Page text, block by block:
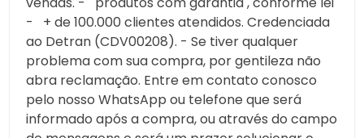
- + de 100.000 clientes atendidos. Credenciada
ao Detran (CDV00208). - Se tiver qualquer
problema com sua compra, por gentileza não
abra reclamação. Entre em contato conosco
pelo nosso WhatsApp ou telefone que será
informado após a compra, ou através do campo